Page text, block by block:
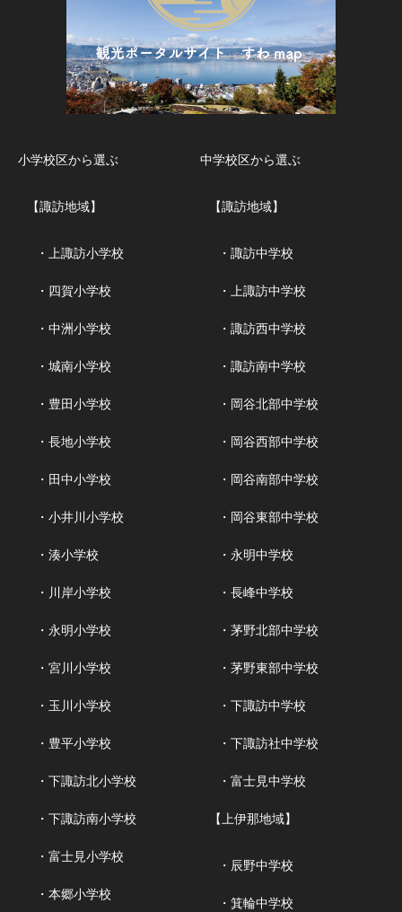
小学校区から選ぶ
【諏訪地域】
・上諏訪小学校
・四賀小学校
・中洲小学校
・城南小学校
・豊田小学校
・長地小学校
・田中小学校
・小井川小学校
・湊小学校
・川岸小学校
・永明小学校
・宮川小学校
・玉川小学校
・豊平小学校
・下諏訪北小学校
・下諏訪南小学校
・富士見小学校
・本郷小学校
中学校区から選ぶ
【諏訪地域】
・諏訪中学校
・上諏訪中学校
・諏訪西中学校
・諏訪南中学校
・岡谷北部中学校
・岡谷西部中学校
・岡谷南部中学校
・岡谷東部中学校
・永明中学校
・長峰中学校
・茅野北部中学校
・茅野東部中学校
・下諏訪中学校
・下諏訪社中学校
・富士見中学校
【上伊那地域】
・辰野中学校
・箕輪中学校